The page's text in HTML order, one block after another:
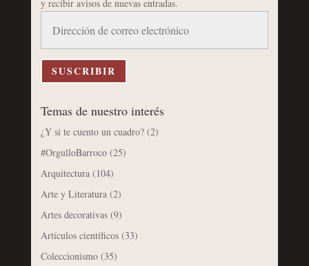
y recibir avisos de nuevas entradas.
correo
electrónico
SUSCRIBIR
Temas de nuestro interés
¿Y si te cuento un cuadro?(2)
#OrgulloBarroco(25)
Arquitectura(104)
Arte y Literatura(2)
Artes decorativas(9)
Artículos científicos(33)
Coleccionismo(35)